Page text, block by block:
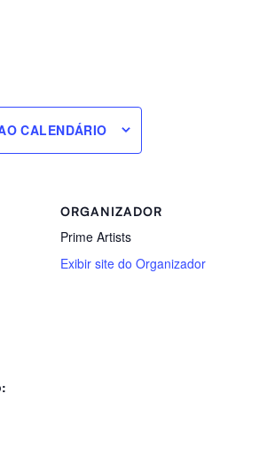
CALENDÁRIO
ORGANIZADOR
Prime Artists
Exibir site do Organizador